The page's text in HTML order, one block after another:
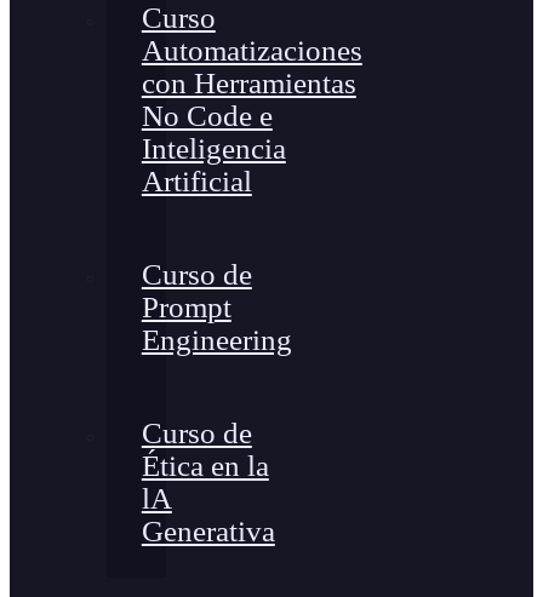
Curso
Automatizaciones
con Herramientas
No Code e
Inteligencia
Artificial
Curso de
Prompt
Engineering
Curso de
Ética en la
lA
Generativa